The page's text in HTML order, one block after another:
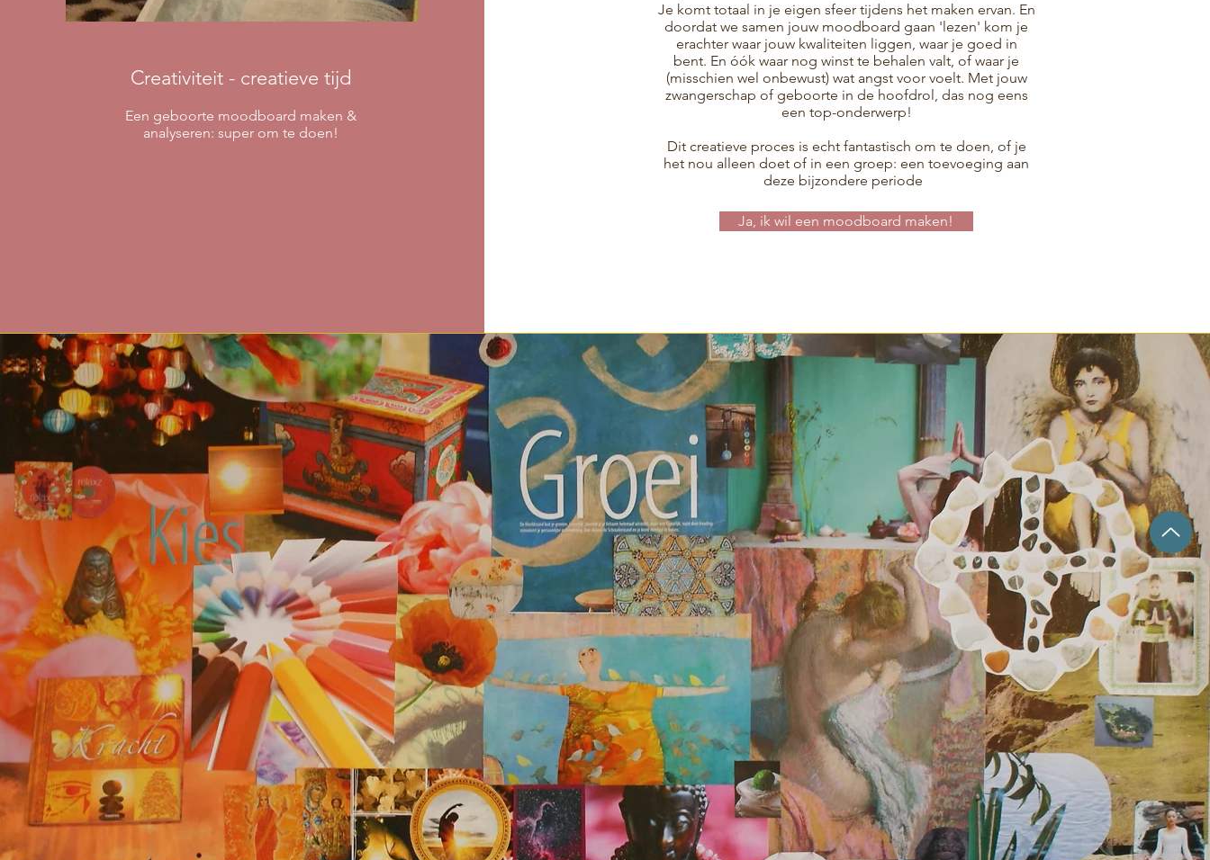
Creativiteit - creatieve tijd
Een geboorte moodboard maken &
analyseren: super om te doen!
Je komt totaal in je eigen sfeer tijdens het maken ervan. En
doordat we samen jouw moodboard gaan 'lezen' kom je
erachter waar jouw kwaliteiten liggen, waar je goed in
bent. En óók waar nog winst te behalen valt, of waar je
(misschien wel onbewust) wat angst voor voelt. Met jouw
zwangerschap of geboorte in de hoofdrol, das nog eens
een top-onderwerp!
Dit creatieve proces is echt fantastisch om te doen, of je
het nou alleen doet of in een groep: een toevoeging aan
deze bijzondere periode
Ja, ik wil een moodboard maken!